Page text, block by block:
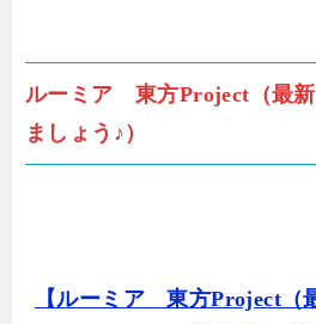
ルーミア 東方Project（最
ましょう♪）
【ルーミア 東方Project（